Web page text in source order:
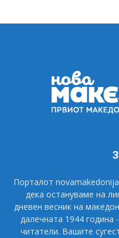
Порталот
дека остануваме на
дневен весник на
далечната 1944
читатели. Вашите